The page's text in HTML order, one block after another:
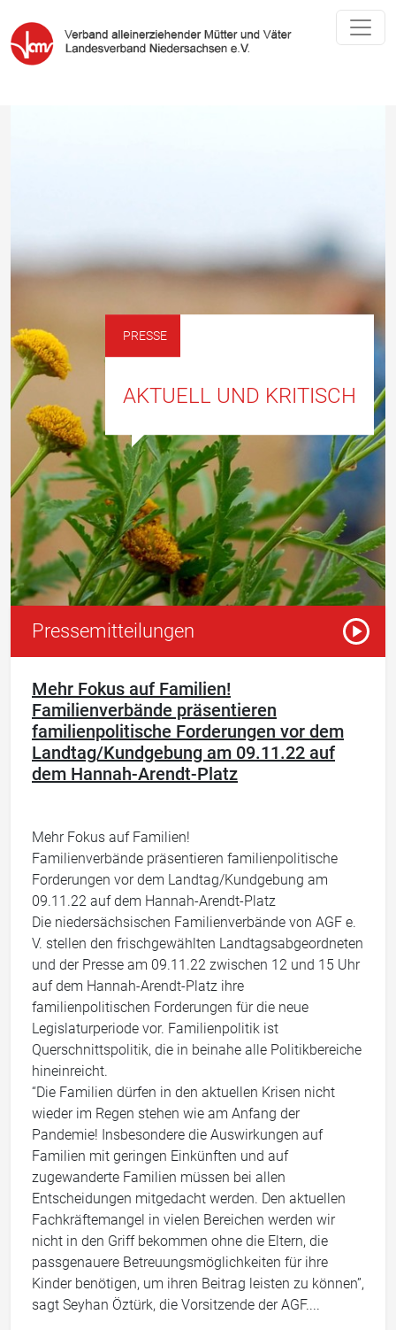
PRESSE
AKTUELL UND KRITISCH
Pressemitteilungen
Mehr Fokus auf Familien!
Familienverbände präsentieren
familienpolitische Forderungen vor dem
Landtag/Kundgebung am 09.11.22 auf
dem Hannah-Arendt-Platz
Mehr Fokus auf Familien!
Familienverbände präsentieren familienpolitische
Forderungen vor dem Landtag/Kundgebung am
09.11.22 auf dem Hannah-Arendt-Platz
Die niedersächsischen Familienverbände von AGF e.
V. stellen den frischgewählten Landtagsabgeordneten
und der Presse am 09.11.22 zwischen 12 und 15 Uhr
auf dem Hannah-Arendt-Platz ihre
familienpolitischen Forderungen für die neue
Legislaturperiode vor. Familienpolitik ist
Querschnittspolitik, die in beinahe alle Politikbereiche
hineinreicht.
“Die Familien dürfen in den aktuellen Krisen nicht
wieder im Regen stehen wie am Anfang der
Pandemie! Insbesondere die Auswirkungen auf
Familien mit geringen Einkünften und auf
zugewanderte Familien müssen bei allen
Entscheidungen mitgedacht werden. Den aktuellen
Fachkräftemangel in vielen Bereichen werden wir
nicht in den Griff bekommen ohne die Eltern, die
passgenauere Betreuungsmöglichkeiten für ihre
Kinder benötigen, um ihren Beitrag leisten zu können”,
sagt Seyhan Öztürk, die Vorsitzende der AGF....